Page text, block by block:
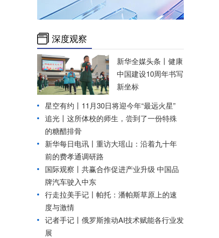
深度观察
新华全媒头条丨 健康
中国建设10周年书写
新坐标
星空有约丨 11月30日将迎今年“最远火星”
追光丨 这所体校的师生，尝到了一份特殊
的糖醋排骨
新华每日电讯丨 重访大瑶山：沿着九十年
前的费孝通调研路
国际观察丨 共赢合作促进产业升级 中国品
牌汽车驶入中东
行走拉美手记丨帕托：潘帕斯草原上的速
度与激情
记者手记丨俄罗斯推动AI技术赋能各行业发
展